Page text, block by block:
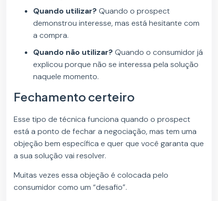
Quando utilizar?Quando o prospect
demonstrou interesse, mas está hesitante com
a compra.
Quando não utilizar? Quando o consumidor já
explicou porque não se interessa pela solução
naquele momento.
Fechamento certeiro
Esse tipo de técnica funciona quando o prospect
está a ponto de fechar a negociação, mas tem uma
objeção bem específica e quer que você garanta que
a sua solução vai resolver.
Muitas vezes essa objeção é colocada pelo
consumidor como um “desafio”.